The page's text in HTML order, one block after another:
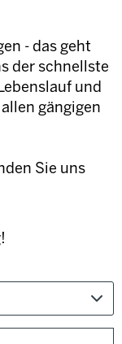
- das geht
der schnellste
und
gängigen
Sie uns